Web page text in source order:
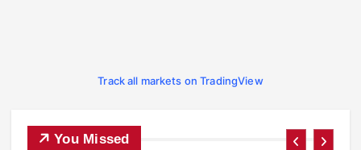
Track all markets on TradingView
You Missed